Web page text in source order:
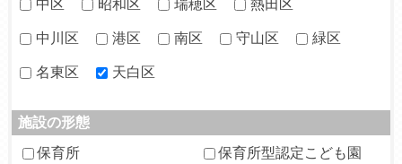
中区 昭和区 瑞穂区 熱田区
中川区 港区 南区 守山区 緑区
名東区 天白区
施設の形態
保育所
保育所型認定こども園